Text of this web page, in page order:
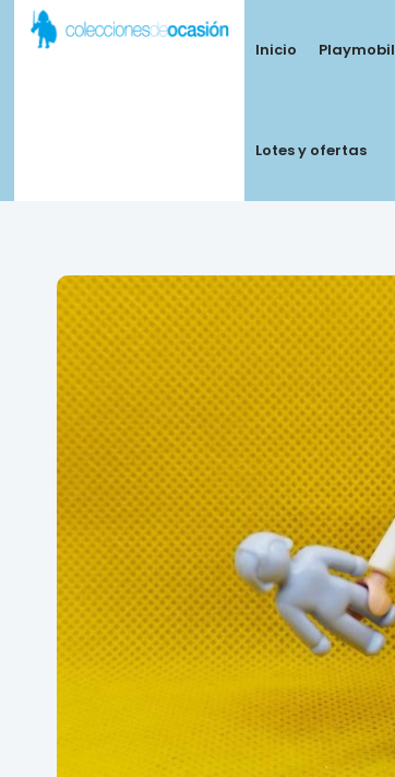
Inicio Playmobil
Lotes y ofertas